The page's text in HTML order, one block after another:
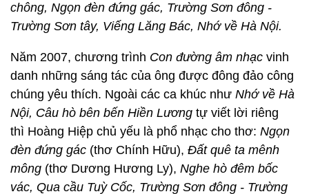
chông, Ngọn đèn đứng gác, Trường Sơn đông -
Trường Sơn tây, Viếng Lăng Bác, Nhớ về Hà Nội.
Năm 2007, chương trình Con đường âm nhạc vinh
danh những sáng tác của ông được đông đảo công
chúng yêu thích. Ngoài các ca khúc như Nhớ về Hà
Nội, Câu hò bên bến Hiền Lương tự viết lời riêng
thì Hoàng Hiệp chủ yếu là phổ nhạc cho thơ: Ngọn
đèn đứng gác (thơ Chính Hữu), Đất quê ta mênh
mông (thơ Dương Hương Ly), Nghe hò đêm bốc
vác, Qua cầu Tuỳ Cốc, Trường Sơn đông - Trường